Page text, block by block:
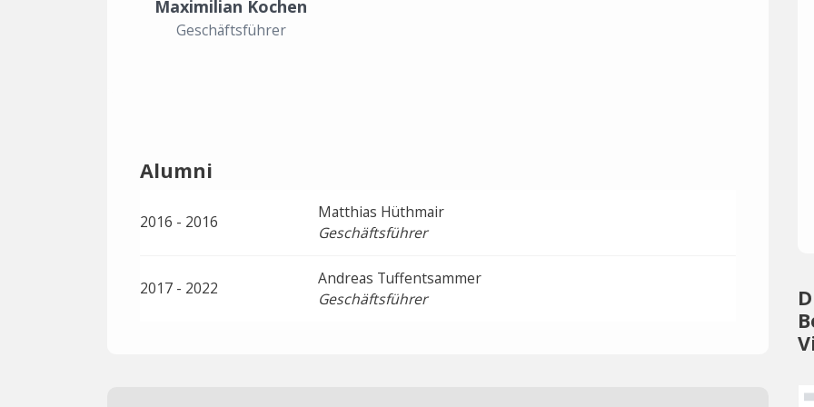
Maximilian Kochen
Geschäftsführer
Alumni
2016 - 2016
Matthias Hüthmair
Geschäftsführer
2017 - 2022
Andreas Tuffentsammer
Geschäftsführer